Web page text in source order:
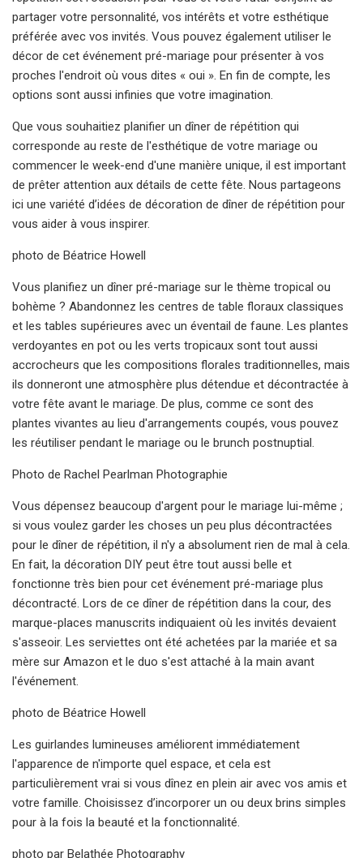
partager votre personnalité, vos intérêts et votre esthétique
préférée avec vos invités. Vous pouvez également utiliser le
décor de cet événement pré-mariage pour présenter à vos
proches l'endroit où vous dites « oui ». En fin de compte, les
options sont aussi infinies que votre imagination.
Que vous souhaitiez planifier un dîner de répétition qui
corresponde au reste de l'esthétique de votre mariage ou
commencer le week-end d'une manière unique, il est important
de prêter attention aux détails de cette fête. Nous partageons
ici une variété d’idées de décoration de dîner de répétition pour
vous aider à vous inspirer.
photo de Béatrice Howell
Vous planifiez un dîner pré-mariage sur le thème tropical ou
bohème ? Abandonnez les centres de table floraux classiques
et les tables supérieures avec un éventail de faune. Les plantes
verdoyantes en pot ou les verts tropicaux sont tout aussi
accrocheurs que les compositions florales traditionnelles, mais
ils donneront une atmosphère plus détendue et décontractée à
votre fête avant le mariage. De plus, comme ce sont des
plantes vivantes au lieu d'arrangements coupés, vous pouvez
les réutiliser pendant le mariage ou le brunch postnuptial.
Photo de Rachel Pearlman Photographie
Vous dépensez beaucoup d'argent pour le mariage lui-même ;
si vous voulez garder les choses un peu plus décontractées
pour le dîner de répétition, il n'y a absolument rien de mal à cela.
En fait, la décoration DIY peut être tout aussi belle et
fonctionne très bien pour cet événement pré-mariage plus
décontracté. Lors de ce dîner de répétition dans la cour, des
marque-places manuscrits indiquaient où les invités devaient
s'asseoir. Les serviettes ont été achetées par la mariée et sa
mère sur Amazon et le duo s'est attaché à la main avant
l'événement.
photo de Béatrice Howell
Les guirlandes lumineuses améliorent immédiatement
l'apparence de n'importe quel espace, et cela est
particulièrement vrai si vous dînez en plein air avec vos amis et
votre famille. Choisissez d’incorporer un ou deux brins simples
pour à la fois la beauté et la fonctionnalité.
photo par Belathée Photography